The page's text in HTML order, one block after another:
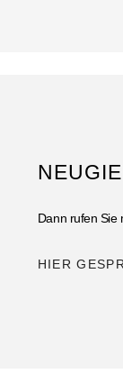
Dann rufen Sie
HIER